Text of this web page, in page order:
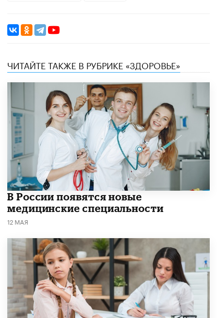
ЧИТАЙТЕ ТАКЖЕ В РУБРИКЕ «ЗДОРОВЬЕ»
В России появятся новые
медицинские специальности
12 МАЯ